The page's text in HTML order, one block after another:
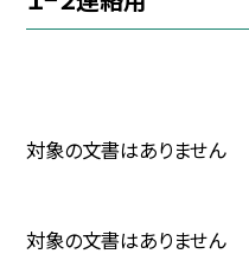
対象の文書はありません
対象の文書はありません